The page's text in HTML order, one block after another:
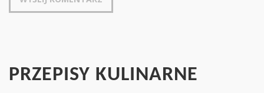
PRZEPISY KULINARNE